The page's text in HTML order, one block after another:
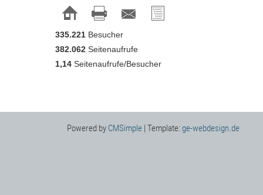
335.221 Besucher
382.062 Seitenaufrufe
1,14 Seitenaufrufe/Besucher
Powered by CMSimple | Template: ge-webdesign.de